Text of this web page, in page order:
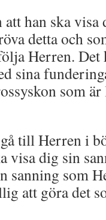
han ska
detta och
Herren. Det
sina
som
till Herren i
visa dig sin
sanning som
att göra det